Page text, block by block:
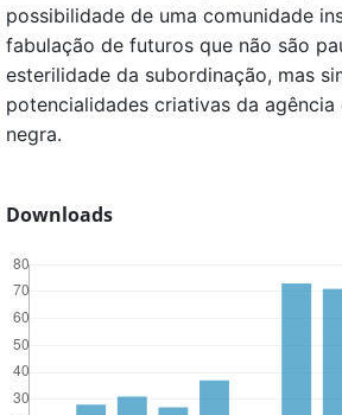
possibilidade de uma comunidade
fabulação de futuros que não são
esterilidade da subordinação, mas
potencialidades criativas da agência
negra.
Downloads